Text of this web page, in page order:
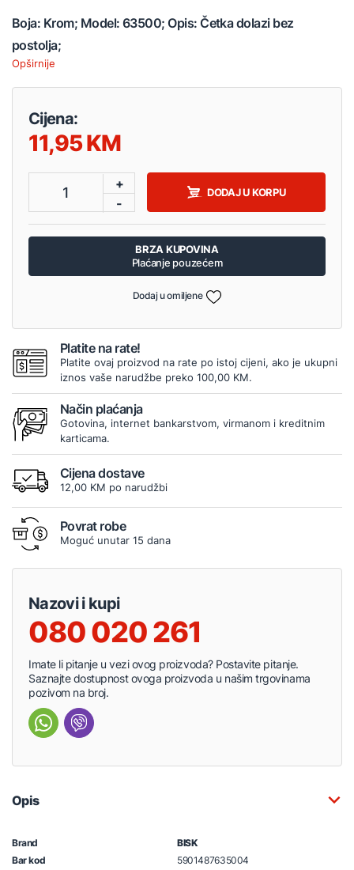
Boja: Krom; Model: 63500; Opis: Četka dolazi bez
postolja;
Opširnije
Cijena:
11,95
1
+
-
DODAJ U KORPU
BRZA KUPOVINA
Plaćanje pouzećem
Dodaj u omiljene
Platite na rate!
Platite ovaj proizvod na rate po istoj cijeni, ako je ukupni
iznos vaše narudžbe preko 100,00 KM.
Način plaćanja
Gotovina, internet bankarstvom, virmanom i kreditnim
karticama.
Cijena dostave
12,00 KM po narudžbi
Povrat robe
Moguć unutar 15 dana
Nazovi i kupi
080 020 261
Imate li pitanje u vezi ovog proizvoda? Postavite pitanje.
Saznajte dostupnost ovoga proizvoda u našim trgovinama
pozivom na broj.
Opis
Brand
BISK
Bar kod
5901487635004